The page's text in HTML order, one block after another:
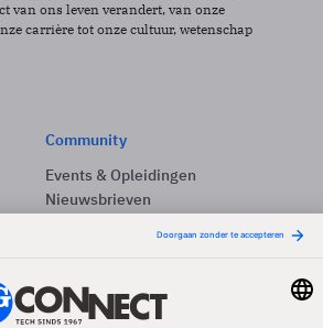
van ons leven verandert, van onze
carrière tot onze cultuur, wetenschap
Community
Events & Opleidingen
Nieuwsbrieven